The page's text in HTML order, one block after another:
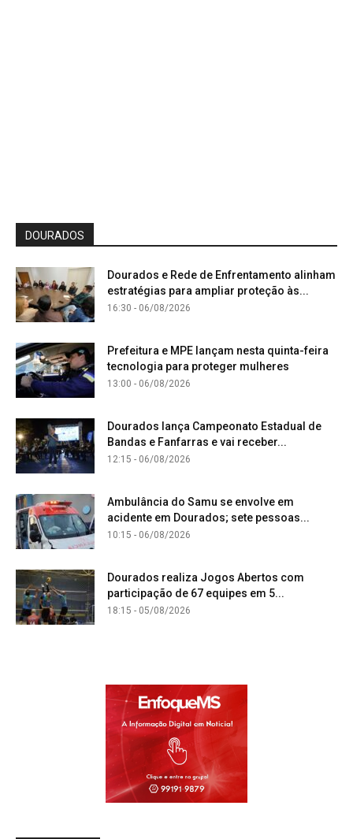
DOURADOS
Dourados e Rede de Enfrentamento alinham
estratégias para ampliar proteção às...
16:30 - 06/08/2026
Prefeitura e MPE lançam nesta quinta-feira
tecnologia para proteger mulheres
13:00 - 06/08/2026
Dourados lança Campeonato Estadual de
Bandas e Fanfarras e vai receber...
12:15 - 06/08/2026
Ambulância do Samu se envolve em
acidente em Dourados; sete pessoas...
10:15 - 06/08/2026
Dourados realiza Jogos Abertos com
participação de 67 equipes em 5...
18:15 - 05/08/2026